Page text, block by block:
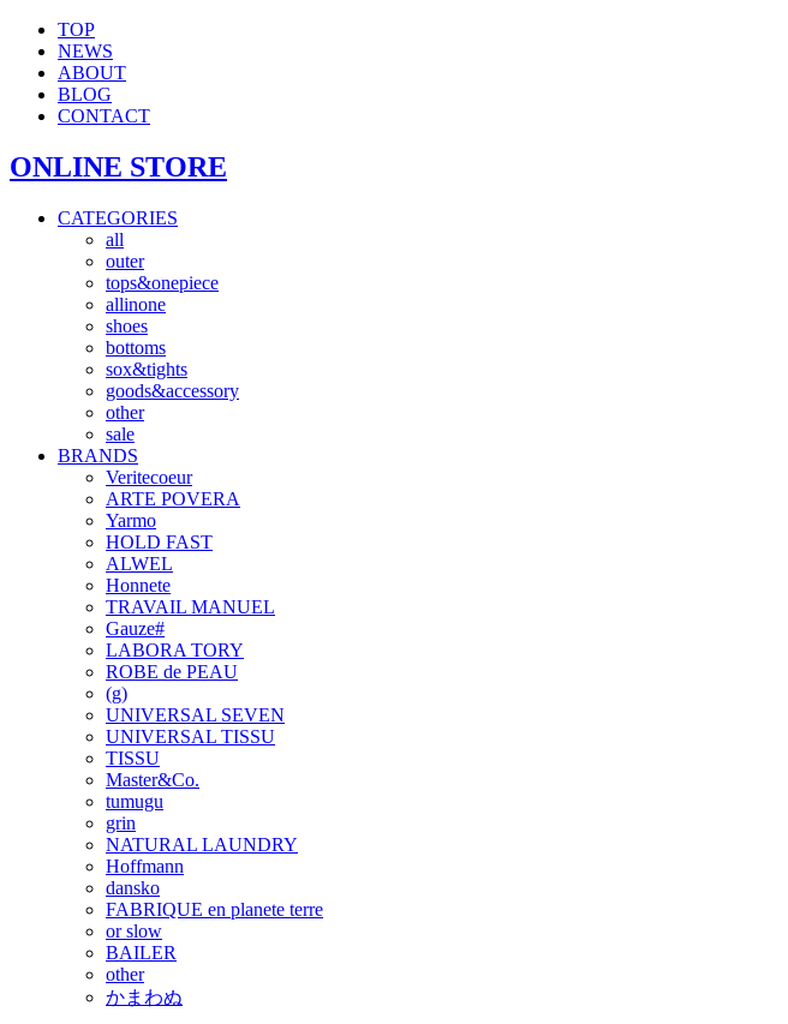
TOP
NEWS
ABOUT
BLOG
CONTACT
ONLINE STORE
CATEGORIES
all
outer
tops&onepiece
allinone
shoes
bottoms
sox&tights
goods&accessory
other
sale
BRANDS
Veritecoeur
ARTE POVERA
Yarmo
HOLD FAST
ALWEL
Honnete
TRAVAIL MANUEL
Gauze#
LABORA TORY
ROBE de PEAU
(g)
UNIVERSAL SEVEN
UNIVERSAL TISSU
TISSU
Master&Co.
tumugu
grin
NATURAL LAUNDRY
Hoffmann
dansko
FABRIQUE en planete terre
or slow
BAILER
other
かまわぬ